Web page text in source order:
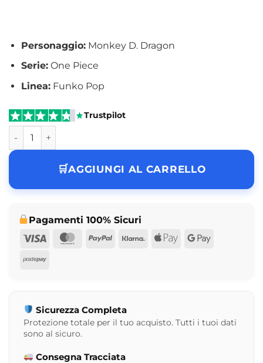
Personaggio:Monkey D. Dragon
Serie:One Piece
Linea:Funko Pop
Trustpilot
Funko Pop Monkey D. Dragon One Piece N° 2206 quantità
AGGIUNGI AL CARRELLO
Pagamenti 100% Sicuri
Visa
MasterCard
PayPalKlarna Apple Google
Postepay
Sicurezza Completa
Protezione totale per il tuo acquisto. Tutti i tuoi dati
sono al sicuro.
Consegna Tracciata